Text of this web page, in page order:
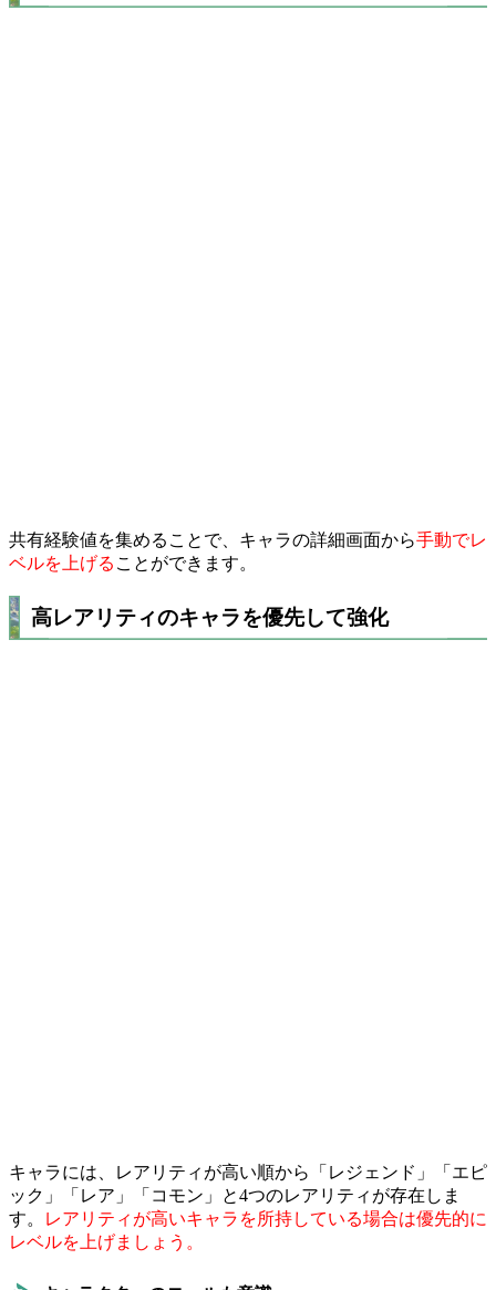
共有経験値を集めることで、キャラの詳細画面から手動でレ
ベルを上げる ことができます。
高レアリティのキャラを優先して強化
キャラには、レアリティが高い順から「レジェンド」「エピ
ック」「レア」「コモン」と4つのレアリティが存在しま
す。
レアリティが高いキャラを所持している場合は優先的に
レベルを上げましょう。